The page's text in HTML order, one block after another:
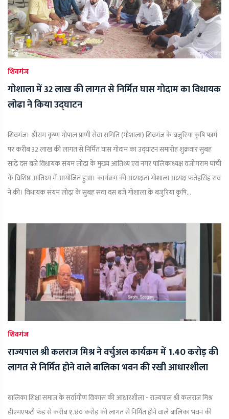
शिवगंज
गोशाला में 32 लाख की लागत से निर्मित घास गोदाम का विधायक
लोढा ने किया उद्घाटन
शिवगंज। श्रीराम कृष्ण गोपाल प्राणी सेवा समिति (गौशाला) शिवगंज के बजुरिया कृषि फार्म
पर करीब 32 लाख की लागत से निर्मित घास गोदाम का उद्घाटन समारोह शुक्रवार सुबह
साढ़े दस बजे विधायक संयम लोढ़ा के मुख्य आतिथ्य एवं नगर पालिकाध्यक्ष वजींगराम घांची
के विशिष्ठ आतिथ्य में आयोजित हुआ। कार्यक्रम की अध्यक्षता गोशाला अध्यक्ष फतेहसिंह राव
ने की। विधायक संयम लोढ़ा के सुबह सवा दस बजे गोशाला के बजुरिया कृषि...
शिवगंज
राज्यपाल श्री कलराज मिश्र ने वर्चुअल कार्यक्रम में 1.40 करोड़ की
लागत से निर्मित होने वाले बालिका भवन की रखी आधारशीला
बालिका शिक्षा समाज के सर्वांगीण विकास की आधारशीला - राज्यपाल श्री कलराज मिश्र
डीएमएफटी फंड से करीब १.४० करोड़ की लागत से निर्मित होने वाले बालिका भवन की